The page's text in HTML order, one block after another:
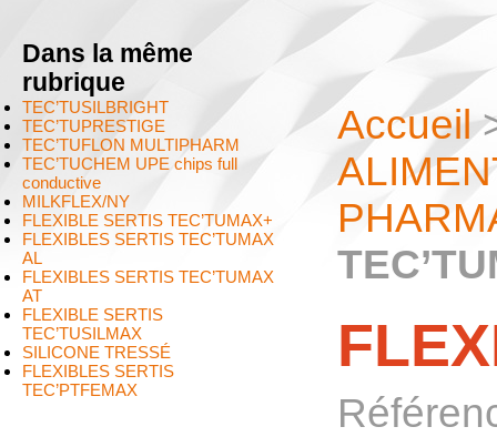
Dans la même
rubrique
TEC’TUSILBRIGHT
TEC’TUPRESTIGE
TEC’TUFLON MULTIPHARM
TEC’TUCHEM UPE chips full
conductive
MILKFLEX/NY
FLEXIBLE SERTIS TEC’TUMAX+
FLEXIBLES SERTIS TEC’TUMAX
AL
FLEXIBLES SERTIS TEC’TUMAX
AT
FLEXIBLE SERTIS
TEC’TUSILMAX
SILICONE TRESSÉ
FLEXIBLES SERTIS
TEC’PTFEMAX
Accueil